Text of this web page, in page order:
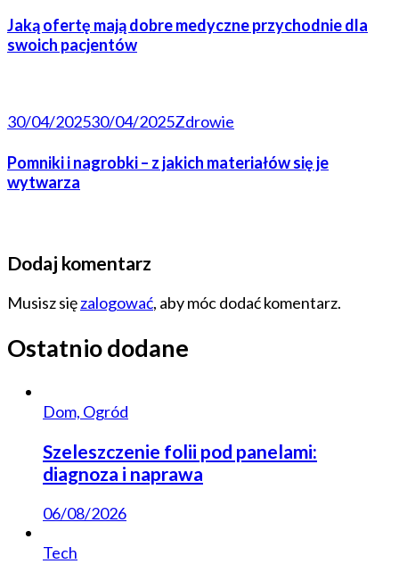
Jaką ofertę mają dobre medyczne przychodnie dla
swoich pacjentów
30/04/202530/04/2025Zdrowie
Pomniki i nagrobki – z jakich materiałów się je
wytwarza
Dodaj komentarz
Musisz sięzalogować, aby móc dodać komentarz.
Ostatnio dodane
Dom, Ogród
Szeleszczenie folii pod panelami:
diagnoza i naprawa
06/08/2026
Tech